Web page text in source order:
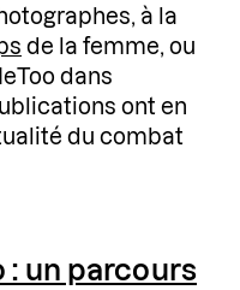
à la
de la femme, ou
dans
ont en
du combat
: un parcours